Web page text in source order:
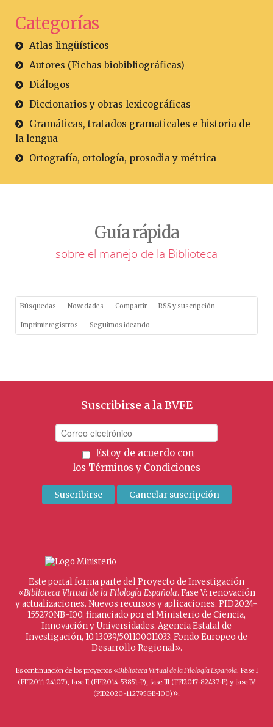
Categorías
Atlas lingüísticos
Autores (Fichas biobibliográficas)
Diálogos
Diccionarios y obras lexicográficas
Gramáticas, tratados gramaticales e historia de
la lengua
Ortografía, ortología, prosodia y métrica
Guía rápida
sobre el manejo de la Biblioteca
Búsquedas Novedades Compartir RSS y suscripción
Imprimir registros Seguimos ideando
Suscribirse a la BVFE
Estoy de acuerdo con
los Términos y Condiciones
Este portal forma parte del Proyecto de Investigación
«Biblioteca Virtual de la Filología Española. Fase V: renovación
y actualizaciones. Nuevos recursos y aplicaciones. PID2024-
155270NB-I00, financiado por el Ministerio de Ciencia,
Innovación y Universidades, Agencia Estatal de
Investigación, 10.13039/501100011033, Fondo Europeo de
Desarrollo Regional».
Es continuación de los proyectos «Biblioteca Virtual de la Filología Española. Fase I
(FFI2011-24107), fase II (FFI2014-53851-P), fase III (FFI2017-82437-P) y fase IV
(PID2020-112795GB-I00)».